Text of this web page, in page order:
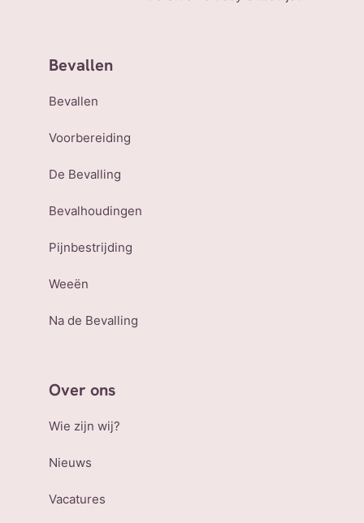
Bevallen
Bevallen
Voorbereiding
De Bevalling
Bevalhoudingen
Pijnbestrijding
Weeën
Na de Bevalling
Over ons
Wie zijn wij?
Nieuws
Vacatures